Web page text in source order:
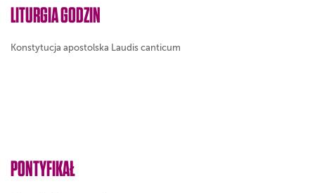
LITURGIA GODZIN
Konstytucja apostolska Laudis canticum
PONTYFIKAŁ